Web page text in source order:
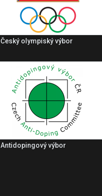
Český olympiský výbor
Antidopingový výbor